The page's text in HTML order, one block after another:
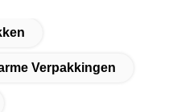
Verpakkingen